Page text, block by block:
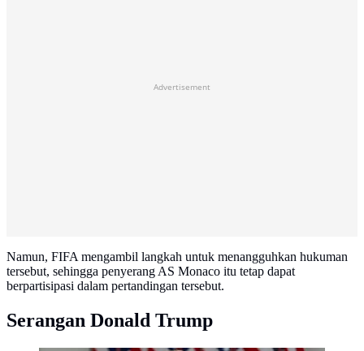
Advertisement
Namun, FIFA mengambil langkah untuk menangguhkan hukuman
tersebut, sehingga penyerang AS Monaco itu tetap dapat
berpartisipasi dalam pertandingan tersebut.
Serangan Donald Trump